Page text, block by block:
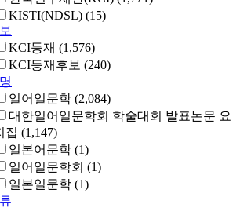
KISTI(NDSL) (15)
KCI등재 (1,576)
KCI등재후보 (240)
일어일문학 (2,084)
대한일어일문학회 학술대회 발표논문 요
집 (1,147)
일본어문학 (1)
일어일문학회 (1)
일본일문학 (1)